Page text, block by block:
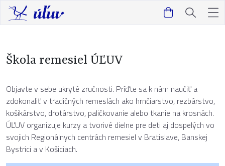
Škola remesiel ÚĽUV
Objavte v sebe ukryté zručnosti. Príďte sa k nám naučiť a
zdokonaliť v tradičných remeslách ako hrnčiarstvo, rezbárstvo,
košikárstvo, drotárstvo, paličkovanie alebo tkanie na krosnách.
ÚĽUV organizuje kurzy a tvorivé dielne pre deti aj dospelých vo
svojich Regionálnych centrách remesiel v Bratislave, Banskej
Bystrici a v Košiciach.